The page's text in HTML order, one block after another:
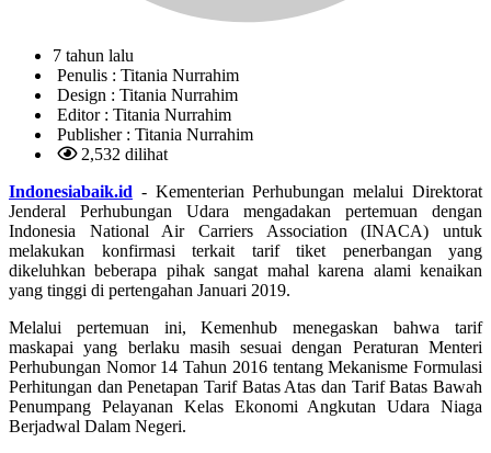
7 tahun lalu
Penulis : Titania Nurrahim
Design : Titania Nurrahim
Editor : Titania Nurrahim
Publisher : Titania Nurrahim
2,532 dilihat
Indonesiabaik.id - Kementerian Perhubungan melalui Direktorat
Jenderal Perhubungan Udara mengadakan pertemuan dengan
Indonesia National Air Carriers Association (INACA) untuk
melakukan konfirmasi terkait tarif tiket penerbangan yang
dikeluhkan beberapa pihak sangat mahal karena alami kenaikan
yang tinggi di pertengahan Januari 2019.
Melalui pertemuan ini, Kemenhub menegaskan bahwa tarif
maskapai yang berlaku masih sesuai dengan Peraturan Menteri
Perhubungan Nomor 14 Tahun 2016 tentang Mekanisme Formulasi
Perhitungan dan Penetapan Tarif Batas Atas dan Tarif Batas Bawah
Penumpang Pelayanan Kelas Ekonomi Angkutan Udara Niaga
Berjadwal Dalam Negeri.